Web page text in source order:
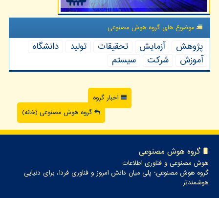
موضوع های گروه هوش مصنوعی
پژوهش آزمایش تحقیقات تولید
دانشگاه
آموزش
شركت سیستم
اخبار گروه
گروه هوش مصنوعی (خانه)
گروه هوش مصنوعی
هوش مصنوعی و فناوری اطلاعات
گروه هوش مصنوعی؛ پلی میان دانش امروز و فناوری فردا، برای دنیایی
هوشمندتر